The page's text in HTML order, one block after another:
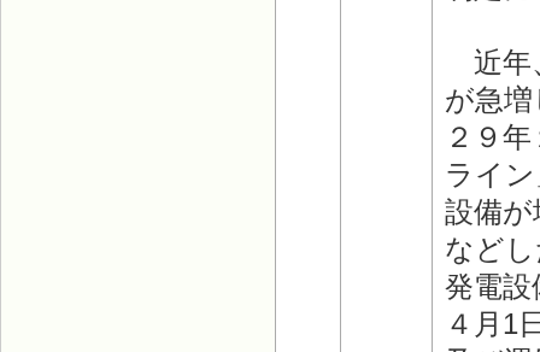
近年
が急
２９
ライ
設備
など
発電
４月1